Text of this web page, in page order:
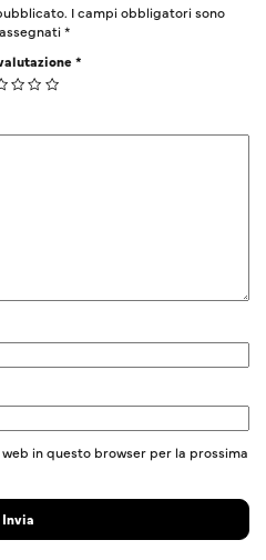
I campi obbligatori sono
*
*
in questo browser per la prossima